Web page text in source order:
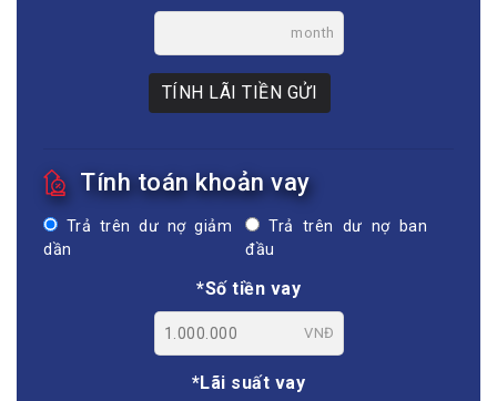
month
TÍNH LÃI TIỀN GỬI
Tính toán khoản vay
Trả trên dư nợ giảm
dần
Trả trên dư nợ ban
đầu
*Số tiền vay
VNĐ
*Lãi suất vay